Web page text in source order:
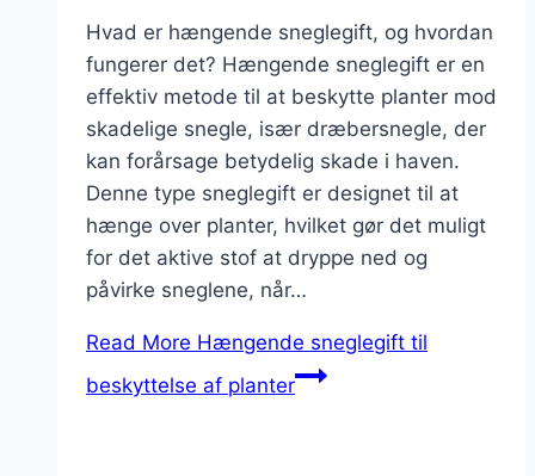
Hvad er hængende sneglegift, og hvordan
fungerer det? Hængende sneglegift er en
effektiv metode til at beskytte planter mod
skadelige snegle, især dræbersnegle, der
kan forårsage betydelig skade i haven.
Denne type sneglegift er designet til at
hænge over planter, hvilket gør det muligt
for det aktive stof at dryppe ned og
påvirke sneglene, når…
Read More Hængende sneglegift til
beskyttelse af planter